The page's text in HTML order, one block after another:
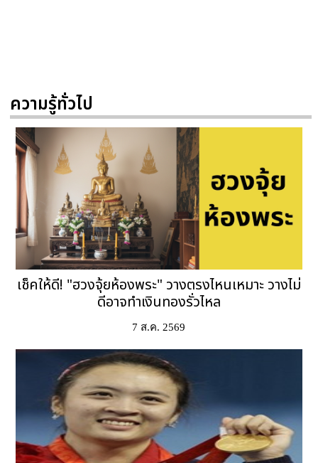
ความรู้ทั่วไป
เช็คให้ดี! "ฮวงจุ้ยห้องพระ" วางตรงไหนเหมาะ วางไม่
ดีอาจทำเงินทองรั่วไหล
7 ส.ค. 2569